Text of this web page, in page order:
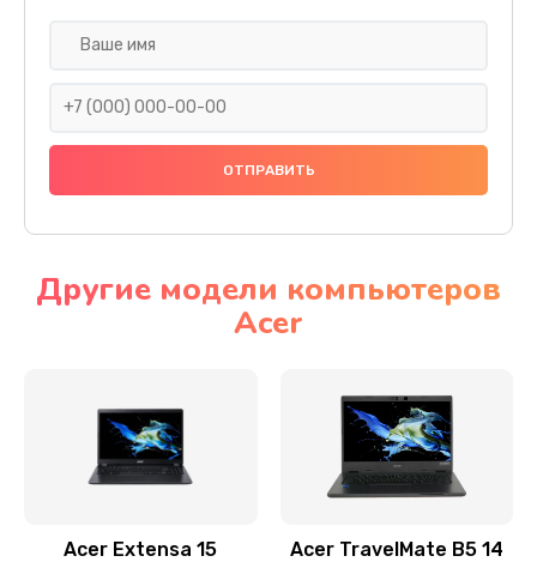
Ремонт подсветки
Настройка BIOS
Замена видеочипа
Заказать
Другие модели компьютеров
Acer
Acer Extensa 15 Acer TravelMate B5 14